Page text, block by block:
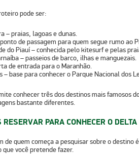
pode ser:
– praias, lagoas e dunas.
de passagem para quem segue rumo ao
do Piauí– conhecida pelo kitesurf e pelas
– passeios de barco, ilhas e manguezais.
de entrada para o Maranhão.
– base para conhecer oParque Nacional dos
conhecer três dos destinos mais famosos
bastante diferentes.
PARA CONHECER O
de quem começa a pesquisar sobre o destino
você pretende fazer.